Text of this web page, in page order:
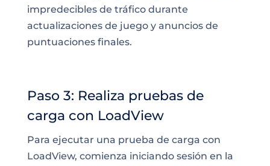
impredecibles de tráfico durante
actualizaciones de juego y anuncios de
puntuaciones finales.
Paso 3: Realiza pruebas de
carga con LoadView
Para ejecutar una prueba de carga con
LoadView, comienza iniciando sesión en la